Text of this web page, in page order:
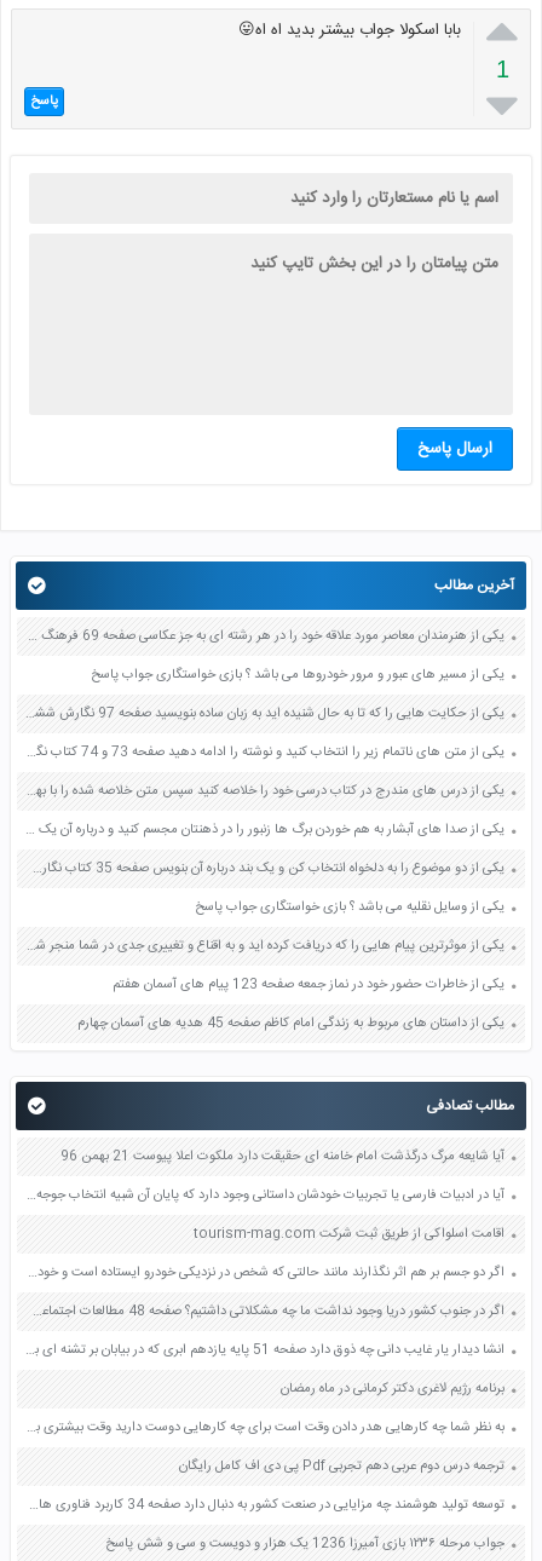

1

بابا اسکولا جواب بیشتر بدید اه اه😛
پاسخ
ارسال پاسخ
آخرین مطالب
یکی از هنرمندان معاصر مورد علاقه خود را در هر رشته ای به جز عکاسی صفحه 69 فرهنگ و هنر نهم
یکی از مسیر های عبور و مرور خودروها می باشد ؟ بازی خواستگاری جواب پاسخ
یکی از حکایت هایی را که تا به حال شنیده اید به زبان ساده بنویسید صفحه 97 نگارش ششم دبستان
یکی از متن های ناتمام زیر را انتخاب کنید و نوشته را ادامه دهید صفحه 73 و 74 کتاب نگارش فارسی پنجم دبستان
یکی از درس های مندرج در کتاب درسی خود را خلاصه کنید سپس متن خلاصه شده را با بهره گیری از روش های دسته بندی نمودار جدول نقشه مفهومی نشان دهید صفحه 118 نگارش یازدهم
یکی از صدا های آبشار به هم خوردن برگ ها زنبور را در ذهنتان مجسم کنید و درباره آن یک بند بنویسید صفحه 11 نگارش پنجم
یکی از دو موضوع را به دلخواه انتخاب کن و یک بند درباره آن بنویس صفحه 35 کتاب نگارش فارسی سوم
یکی از وسایل نقلیه می باشد ؟ بازی خواستگاری جواب پاسخ
یکی از موثرترین پیام هایی را که دریافت کرده اید و به اقناع و تغییری جدی در شما منجر شده است برسی کنید و علت این تاثیر گذاری قابل توجه را بنویسید صفحه 52 تفکر و سواد رسانه ای دهم
یکی از خاطرات حضور خود در نماز جمعه صفحه 123 پیام های آسمان هفتم
یکی از داستان های مربوط به زندگی امام کاظم صفحه 45 هدیه های آسمان چهارم
مطالب تصادفی
آیا شایعه مرگ درگذشت امام خامنه ای حقیقت دارد ملکوت اعلا پیوست 21 بهمن 96
آیا در ادبیات فارسی یا تجربیات خودشان داستانی وجود دارد که پایان آن شبیه انتخاب جوجه عقاب باشد صفحه 98 تفکر و پژوهش ششم
اقامت اسلواکی از طریق ثبت شرکت tourism-mag.com
اگر دو جسم بر هم اثر نگذارند مانند حالتی که شخص در نزدیکی خودرو ایستاده است و خودرو را هل نمی دهد آیا دو جسم به هم نیرو وارد می کنند صفحه 50 علوم ششم
اگر در جنوب کشور دریا وجود نداشت ما چه مشکلاتی داشتیم؟ صفحه 48 مطالعات اجتماعی پنجم
انشا دیدار یار غایب دانی چه ذوق دارد صفحه 51 پایه یازدهم ابری که در بیابان بر تشنه‌ ای ببارد
برنامه رژیم لاغری دکتر کرمانی در ماه رمضان
به نظر شما چه کارهایی هدر دادن وقت است برای چه کارهایی دوست دارید وقت بیشتری بگذارید صفحه 68 هدیه های آسمان ششم
ترجمه درس دوم عربی دهم تجربی Pdf پی دی اف کامل رایگان
توسعه تولید هوشمند چه مزایایی در صنعت کشور به دنبال دارد صفحه 34 کاربرد فناوری های نوین یازدهم
جواب مرحله ۱۲۳۶ بازی آمیرزا 1236 یک هزار و دویست و سی و شش پاسخ